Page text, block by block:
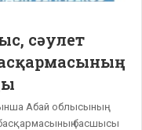
сәулет
Абай облысының
басшысы